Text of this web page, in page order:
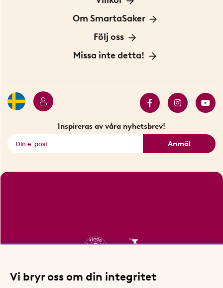
För Företag
Frakt och leverans
Personuppgiftspolicy
Om SmartaSaker
Om oss
Vår historia
Följ oss
Blogg: Smarta tips
Missa inte detta!
Inspireras av våra nyhetsbrev!
Anmäl
Vi bryr oss om din integritet